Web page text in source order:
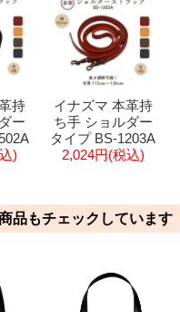
持
ー
)
イナズマ 本革持
ち手 ショルダー
タイプ BS-1203A
2,024円(税込)
品もチェックしています